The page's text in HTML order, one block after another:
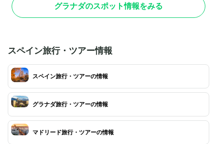
て多くの観光客が訪れるスポットです。広大な敷
地を有する宮殿内でも、とくにおすすめなのは
しく、フォトジュニック的な空間としても知られ
でもとくに美しいと人気の場所で、12頭のラ
イオンの形をした噴水が特徴的です。
れたアルハンブラ宮
せん。日没から夜に
グラナダのスポット情報をみる
スペイン旅行・ツアー情報
スペイン旅行・ツアーの情報
グラナダ旅行・ツアーの情報
マドリード旅行・ツアーの情報